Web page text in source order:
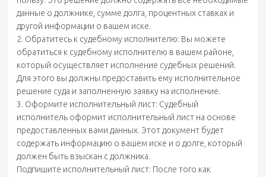
данные о должнике, сумме долга, процентных ставках и
другой информации о вашем иске.
2. Обратитесь к судебному исполнителю: Вы можете
обратиться к судебному исполнителю в вашем районе,
который осуществляет исполнение судебных решений.
Для этого вы должны предоставить ему исполнительное
решение суда и заполненную заявку на исполнение.
3. Оформите исполнительный лист: Судебный
исполнитель оформит исполнительный лист на основе
предоставленных вами данных. Этот документ будет
содержать информацию о вашем иске и о долге, который
должен быть взыскан с должника.
Подпишите исполнительный лист: После того как